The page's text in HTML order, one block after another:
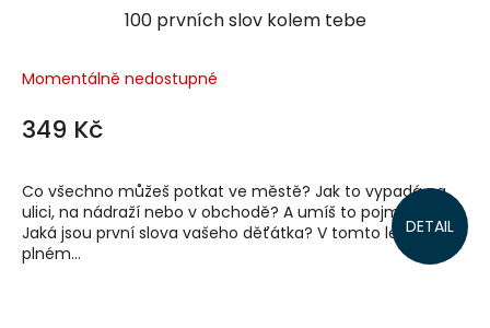
100 prvních slov kolem tebe
Momentálně nedostupné
349 Kč
DETAIL
Co všechno můžeš potkat ve městě? Jak to vypadá na
ulici, na nádraží nebo v obchodě? A umíš to pojmenovat?
Jaká jsou první slova vašeho děťátka? V tomto leporelu
plném...